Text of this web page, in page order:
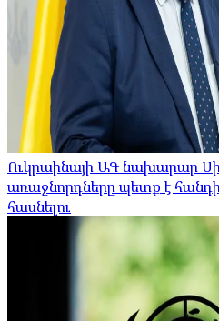
Ուկրաինայի ԱԳ նախարար
առաջնորդները պետք է
հասնելու